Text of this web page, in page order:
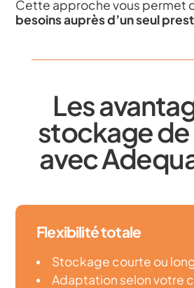
Cette approche vous permet
besoins auprès d’un seul
Les
stockage
avec
Flexibilité totale
Stockage courte ou
Adaptation selon votre